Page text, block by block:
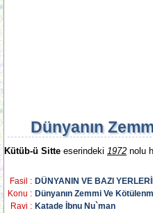
Dünyanın
Kütüb-ü Sitte eserindeki 1972 nolu
Fasil : DÜNYANIN VE BAZI
Konu : Dünyanın Zemmi Ve
Ravi : Katade İbnu Nu`man